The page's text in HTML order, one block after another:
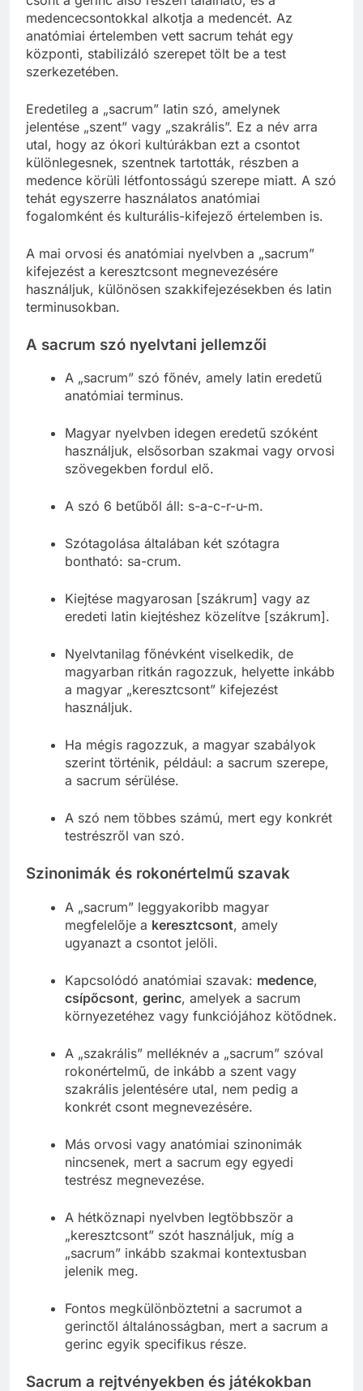
medencecsontokkal alkotja a medencét. Az
anatómiai értelemben vett sacrum tehát egy
központi, stabilizáló szerepet tölt be a test
szerkezetében.
Eredetileg a „sacrum” latin szó, amelynek
jelentése „szent” vagy „szakrális”. Ez a név arra
utal, hogy az ókori kultúrákban ezt a csontot
különlegesnek, szentnek tartották, részben a
medence körüli létfontosságú szerepe miatt. A szó
tehát egyszerre használatos anatómiai
fogalomként és kulturális-kifejező értelemben is.
A mai orvosi és anatómiai nyelvben a „sacrum”
kifejezést a keresztcsont megnevezésére
használjuk, különösen szakkifejezésekben és latin
terminusokban.
A sacrum szó nyelvtani jellemzői
A „sacrum” szó főnév, amely latin eredetű
anatómiai terminus.
Magyar nyelvben idegen eredetű szóként
használjuk, elsősorban szakmai vagy orvosi
szövegekben fordul elő.
A szó 6 betűből áll: s-a-c-r-u-m.
Szótagolása általában két szótagra
bontható: sa-crum.
Kiejtése magyarosan [szákrum] vagy az
eredeti latin kiejtéshez közelítve [szákrum].
Nyelvtanilag főnévként viselkedik, de
magyarban ritkán ragozzuk, helyette inkább
a magyar „keresztcsont” kifejezést
használjuk.
Ha mégis ragozzuk, a magyar szabályok
szerint történik, például: a sacrum szerepe,
a sacrum sérülése.
A szó nem többes számú, mert egy konkrét
testrészről van szó.
Szinonimák és rokonértelmű szavak
A „sacrum” leggyakoribb magyar
megfelelője a keresztcsont, amely
ugyanazt a csontot jelöli.
Kapcsolódó anatómiai szavak: medence,
csípőcsont, gerinc, amelyek a sacrum
környezetéhez vagy funkciójához kötődnek.
A „szakrális” melléknév a „sacrum” szóval
rokonértelmű, de inkább a szent vagy
szakrális jelentésére utal, nem pedig a
konkrét csont megnevezésére.
Más orvosi vagy anatómiai szinonimák
nincsenek, mert a sacrum egy egyedi
testrész megnevezése.
A hétköznapi nyelvben legtöbbször a
„keresztcsont” szót használjuk, míg a
„sacrum” inkább szakmai kontextusban
jelenik meg.
Fontos megkülönböztetni a sacrumot a
gerinctől általánosságban, mert a sacrum a
gerinc egyik specifikus része.
Sacrum a rejtvényekben és játékokban